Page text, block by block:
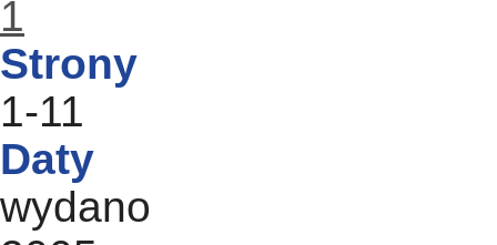
1
Strony
1-11
Daty
wydano